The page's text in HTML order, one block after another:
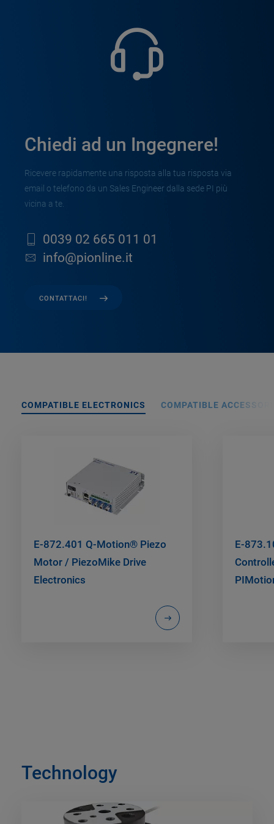
Chiedi ad un Ingegnere!
Ricevere rapidamente una risposta alla tua risposta via
email o telefono da un Sales Engineer dalla sede PI più
vicina a te.
0039 02 665 011 01
info@pionline.it
CONTATTACI!
COMPATIBLE ELECTRONICS COMPATIBLE
E-872.401 Q-Motion® Piezo
Motor / PiezoMike Drive
Electronics
E-
Technology